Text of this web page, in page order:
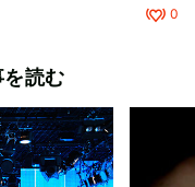
0
読む